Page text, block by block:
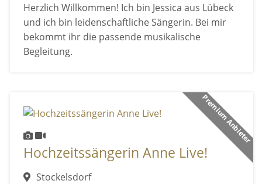
Herzlich Willkommen! Ich bin Jessica aus Lübeck
und ich bin leidenschaftliche Sängerin. Bei mir
bekommt ihr die passende musikalische
Begleitung.
Premium Anbieter
Hochzeitssängerin Anne Live!
Stockelsdorf